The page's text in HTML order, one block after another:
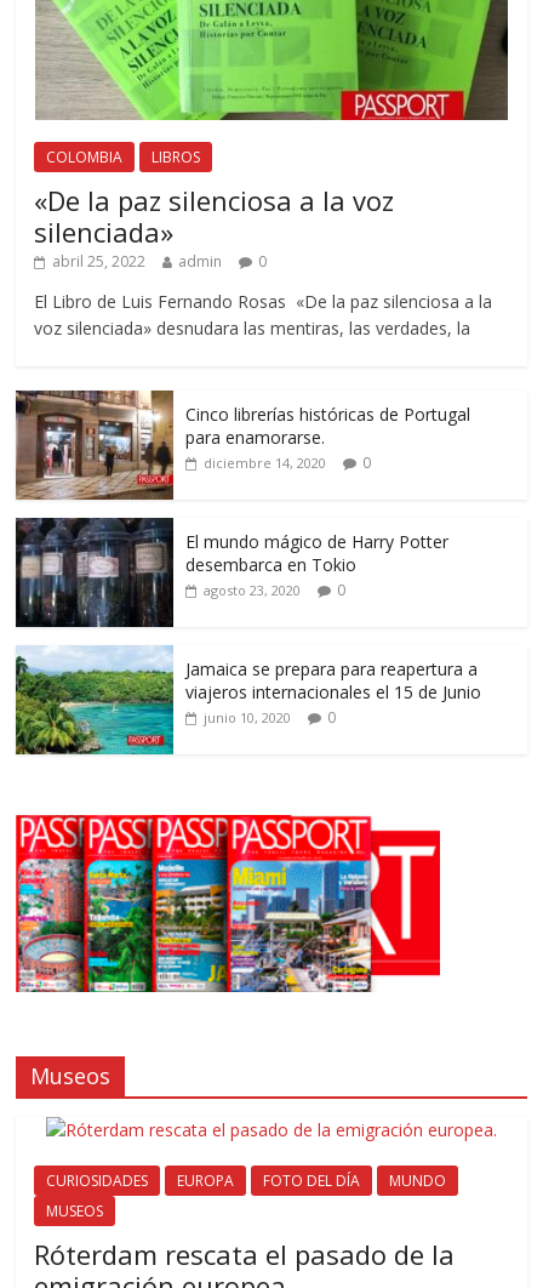
COLOMBIA LIBROS
«De la paz silenciosa a la voz
silenciada»
abril 25, 2022 admin 0
El Libro de Luis Fernando Rosas «De la paz silenciosa a la
voz silenciada» desnudara las mentiras, las verdades, la
Cinco librerías históricas de Portugal
para enamorarse.
diciembre 14, 2020 0
El mundo mágico de Harry Potter
desembarca en Tokio
agosto 23, 2020 0
Jamaica se prepara para reapertura a
viajeros internacionales el 15 de Junio
junio 10, 2020 0
Museos
CURIOSIDADES EUROPA FOTO DEL DÍA
MUNDO
MUSEOS
Róterdam rescata el pasado de la